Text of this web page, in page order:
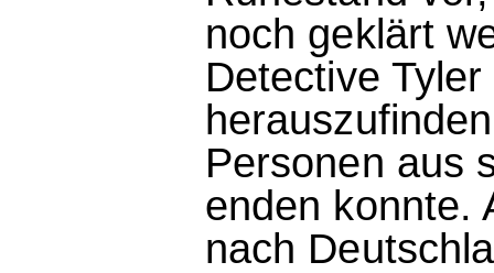
noch geklärt
Detective
Personen aus
enden konnte.
nach